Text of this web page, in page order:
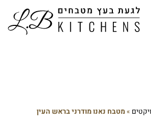
»מטבח נאנו מודרני בראש העין